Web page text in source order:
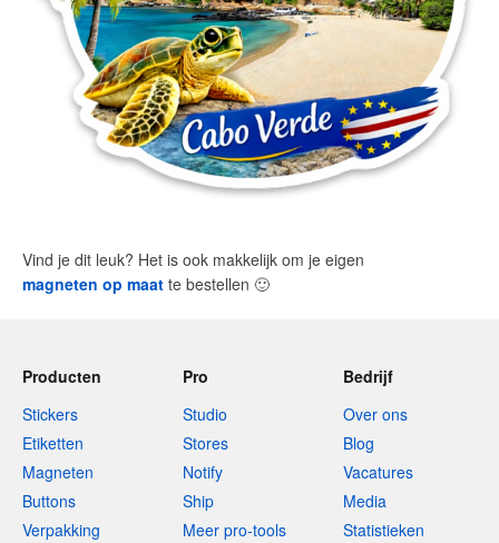
Vind je dit leuk? Het is ook makkelijk om je eigen
magneten op maat te bestellen 🙂
Producten
Stickers
Etiketten
Magneten
Buttons
Verpakking
Pro
Studio
Stores
Notify
Ship
Meer pro-tools
Bedrijf
Over ons
Blog
Vacatures
Media
Statistieken